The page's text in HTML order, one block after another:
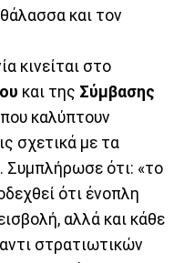
και τον
κινείται στο
και της Σύμβασης
που καλύπτουν
σχετικά με τα
Συμπλήρωσε ότι: «το
ότι ένοπλη
αλλά και κάθε
στρατιωτικών